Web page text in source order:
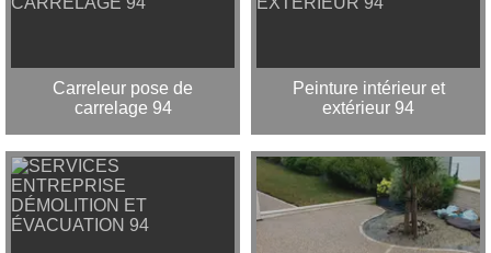
Carreleur pose de
carrelage 94
Peinture intérieur et
extérieur 94